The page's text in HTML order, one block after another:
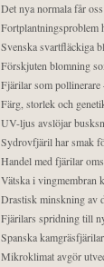
Det nya normala får
Fortplantningsproblem
Svenska svartfläckiga
Förskjuten blomning
Fjärilar som pollinerare
Färg, storlek och
UV-ljus avslöjar
Sydrovfjäril har smak
Handel med fjärilar
Vätska i vingmembran
Drastisk minskning av
Fjärilars spridning till
Spanska
Mikroklimat avgör